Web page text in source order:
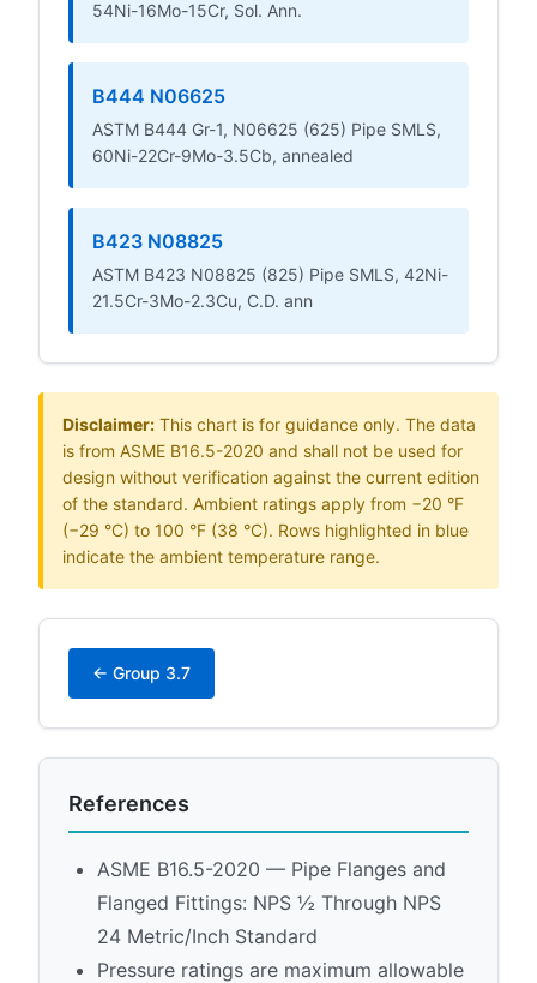
54Ni-16Mo-15Cr, Sol. Ann.
B444 N06625
ASTM B444 Gr-1, N06625 (625) Pipe SMLS,
60Ni-22Cr-9Mo-3.5Cb, annealed
B423 N08825
ASTM B423 N08825 (825) Pipe SMLS, 42Ni-
21.5Cr-3Mo-2.3Cu, C.D. ann
Disclaimer: This chart is for guidance only. The data
is from ASME B16.5-2020 and shall not be used for
design without verification against the current edition
of the standard. Ambient ratings apply from −20 °F
(−29 °C) to 100 °F (38 °C). Rows highlighted in blue
indicate the ambient temperature range.
← Group 3.7
References
ASME B16.5-2020 — Pipe Flanges and
Flanged Fittings: NPS ½ Through NPS
24 Metric/Inch Standard
Pressure ratings are maximum allowable